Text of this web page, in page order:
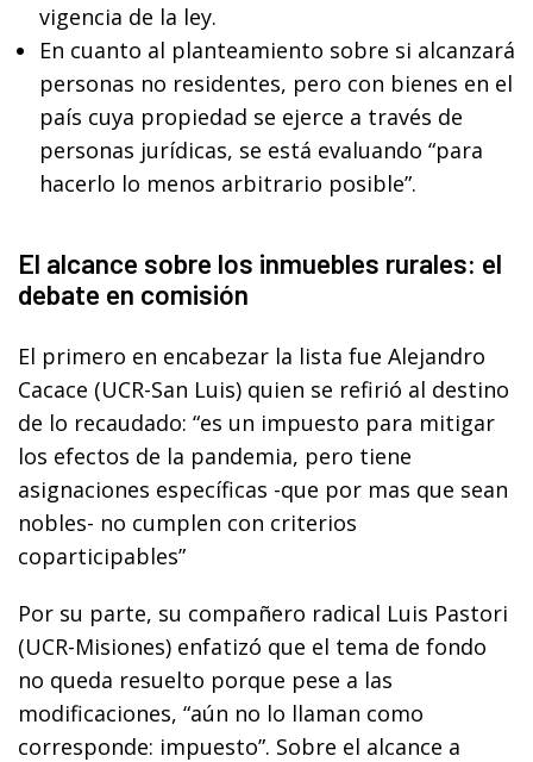
vigencia de la ley.
En cuanto al planteamiento sobre si alcanzará
personas no residentes, pero con bienes en el
país cuya propiedad se ejerce a través de
personas jurídicas, se está evaluando “para
hacerlo lo menos arbitrario posible”.
El alcance sobre los inmuebles rurales: el
debate en comisión
El primero en encabezar la lista fue Alejandro
Cacace (UCR-San Luis) quien se refirió al destino
de lo recaudado: “es un impuesto para mitigar
los efectos de la pandemia, pero tiene
asignaciones específicas -que por mas que sean
nobles- no cumplen con criterios
coparticipables”
Por su parte, su compañero radical Luis Pastori
(UCR-Misiones) enfatizó que el tema de fondo
no queda resuelto porque pese a las
modificaciones, “aún no lo llaman como
corresponde: impuesto”. Sobre el alcance a